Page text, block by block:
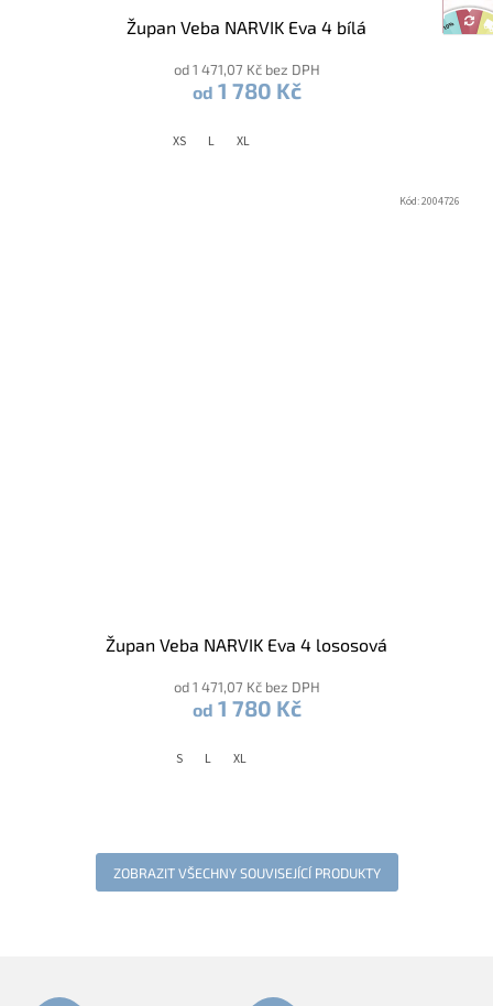
Župan Veba NARVIK Eva 4 bílá
od 1 471,07 Kč bez DPH
od 1 780 Kč
XS L XL
Župan Veba NARVIK Eva 4 lososová
od 1 471,07 Kč bez DPH
od 1 780 Kč
S L XL
Kód:2004726
ZOBRAZIT VŠECHNY SOUVISEJÍCÍ PRODUKTY